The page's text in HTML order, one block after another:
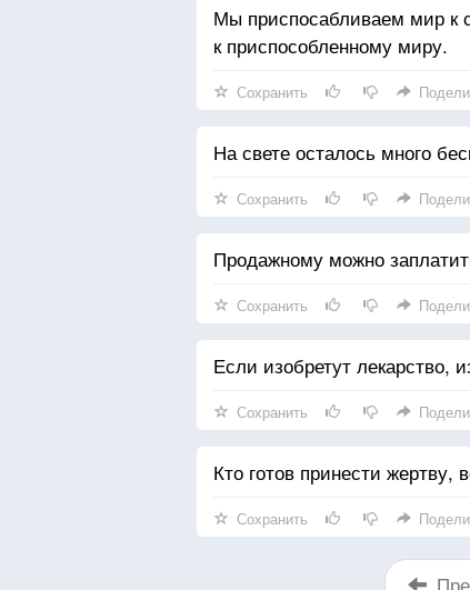
Мы приспосабливаем мир к
к приспособленному миру.
Сохранить
На свете осталось много
Сохранить
Продажному можно
Сохранить
Если изобретут лекарство,
Сохранить
Кто готов принести жертву,
Сохранить